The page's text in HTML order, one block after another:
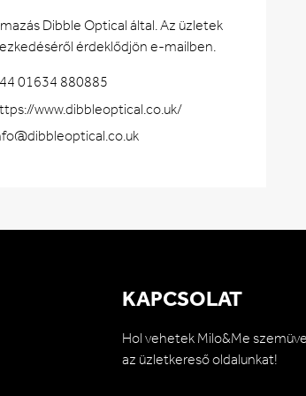
Dibble Optical által. Az üzletek
érdeklődjön e-mailben.
01634 880885
www.dibbleoptical.co.uk/
KAPCSOLAT
Hol vehetek Milo&Me
az üzletkereső oldalunkat!